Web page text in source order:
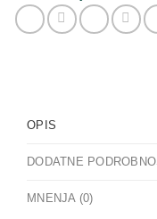
iz
kočevskih
OPIS
DODATNE
MNENJA (0)